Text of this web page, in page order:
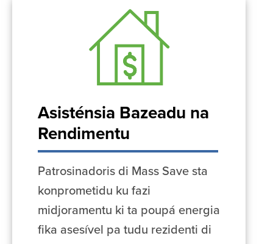
Asisténsia Bazeadu na
Rendimentu
Patrosinadoris di Mass Save sta
konprometidu ku fazi
midjoramentu ki ta poupá energia
fika asesível pa tudu rezidenti di